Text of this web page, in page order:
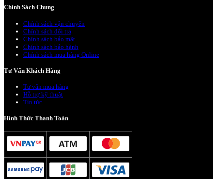
Chính Sách Chung
Chính sách vận chuyển
Chính sách đổi trả
Chính sách bảo mật
Chính sách bảo hành
Chính sách mua hàng Online
Tư Vấn Khách Hàng
Tư vấn mua hàng
Hỗ trợ kỹ thuật
Tin tức
Hình Thức Thanh Toán